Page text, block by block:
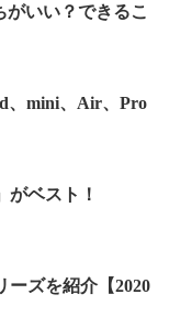
がいい？できるこ
、mini、Air、Pro
がベスト！
ーズを紹介【2020